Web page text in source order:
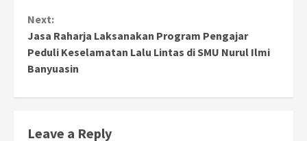
Next:
Jasa Raharja Laksanakan Program Pengajar
Peduli Keselamatan Lalu Lintas di SMU Nurul Ilmi
Banyuasin
Leave a Reply